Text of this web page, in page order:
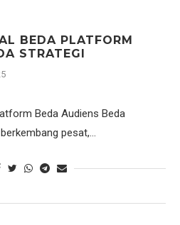
BEDA PLATFORM
STRATEGI
Beda Audiens Beda
pesat,…